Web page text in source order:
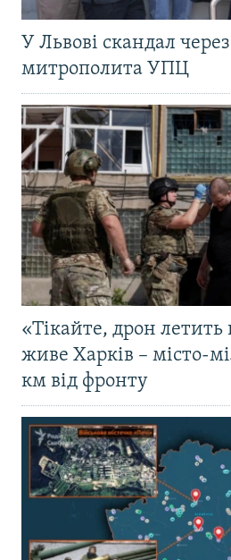
У Львові скандал
митрополита УПЦ
«Тікайте, дрон
живе Харків – місто-
км від фронту